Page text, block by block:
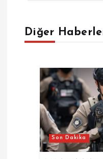
zDiğer
Son Dakika